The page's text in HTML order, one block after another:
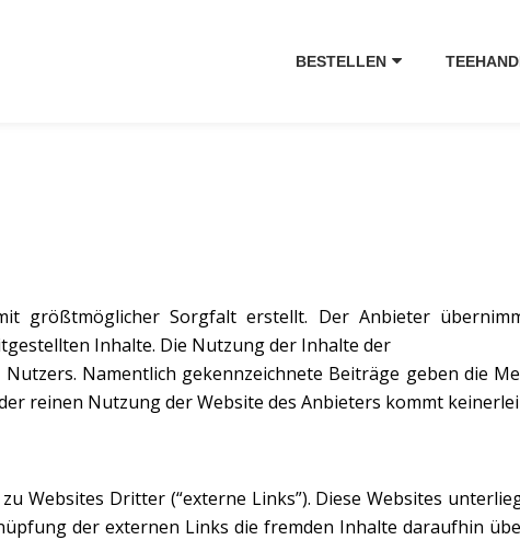
BESTELLEN
größtmöglicher Sorgfalt erstellt. Der Anbieter
Inhalte. Die Nutzung der Inhalte der
Namentlich gekennzeichnete Beiträge geben die
reinen Nutzung der Website des Anbieters kommt
Websites Dritter (“externe Links”). Diese Websites
der externen Links die fremden Inhalte daraufhin